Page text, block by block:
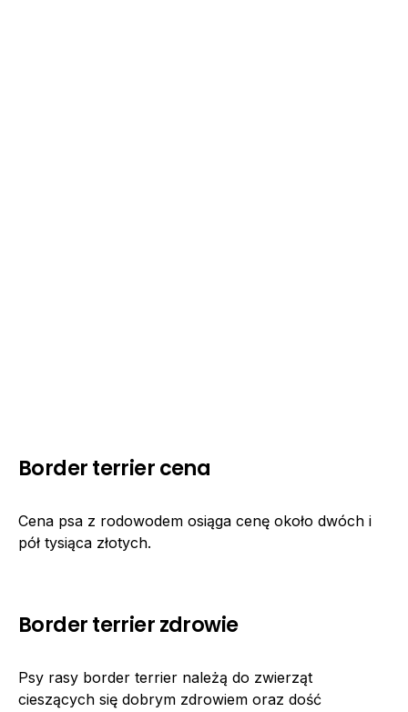
Border terrier cena
Cena psa z rodowodem osiąga cenę około dwóch i
pół tysiąca złotych.
Border terrier zdrowie
Psy rasy border terrier należą do zwierząt
cieszących się dobrym zdrowiem oraz dość